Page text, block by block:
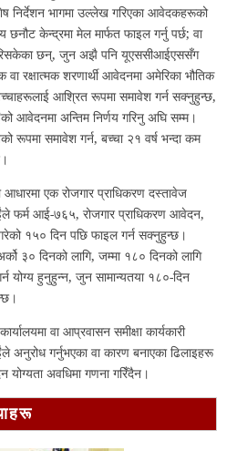
निर्देशन भागमा उल्लेख गरिएका आवेदकहरूको
केन्द्रमा मेल मार्फत फाइल गर्नु पर्छ; वा
छन्, जुन अझै पनि यूएससीआईएससँग
रक्षात्मक शरणार्थी आवेदनमा अमेरिका भौतिक
आश्रित रूपमा समावेश गर्न सक्नुहुन्छ,
आवेदनमा अन्तिम निर्णय गरिनु अघि सम्म।
रूपमा समावेश गर्न, बच्चा २१ वर्ष भन्दा कम
एक रोजगार प्राधिकरण दस्तावेज
फर्म आई-७६५, रोजगार प्राधिकरण आवेदन,
१५० दिन पछि फाइल गर्न सक्नुहुन्छ।
३० दिनको लागि, जम्मा १८० दिनको लागि
योग्य हुनुहुन्न, जुन सामान्यतया १८०-दिन
वा आप्रवासन समीक्षा कार्यकारी
अनुरोध गर्नुभएका वा कारण बनाएका ढिलाइहरू
योग्यता अवधिमा गणना गरिँदैन।